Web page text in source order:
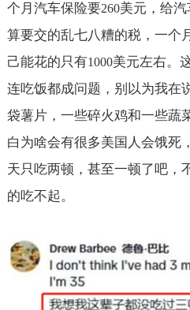
个月汽车保险要260美元，给
算要交的乱七八糟的税，一个月
己能花的只有1000美元左右。
连吃饭都成问题，别以为我在
袋薯片，一些碎火鸡和一些蔬
白为啥会有很多美国人会饿死
天只吃两顿，甚至一顿了吧，
的吃不起。